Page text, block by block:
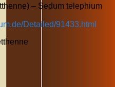
– Sedum telephium
Detailed/91433.html